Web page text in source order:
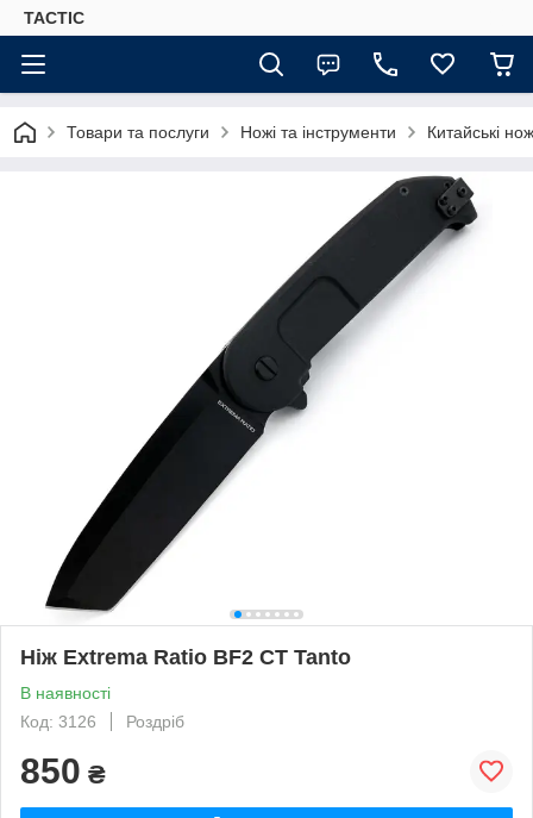
TACTIC
Товари та послуги Ножі та інструменти Китайські
Ніж Extrema Ratio BF2 CT Tanto
В наявності
Код: 3126
Роздріб
850 ₴